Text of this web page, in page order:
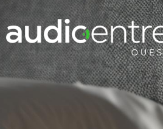
contenu